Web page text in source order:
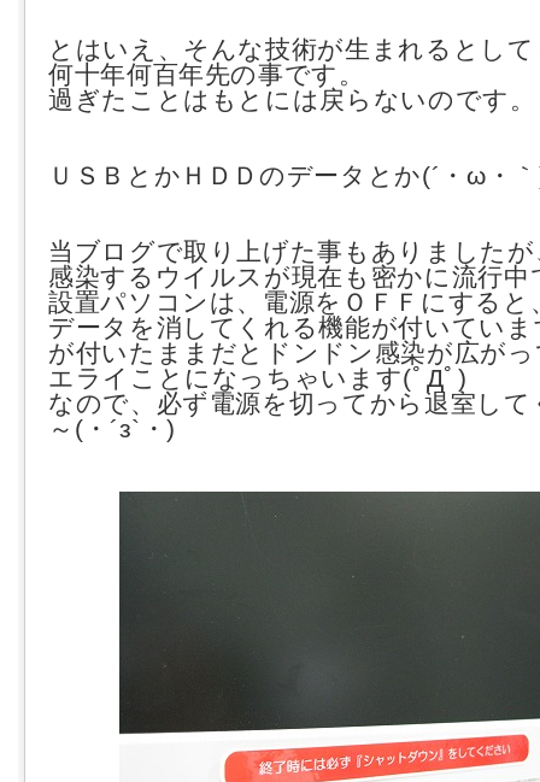
とはいえ、そんな技術が生まれるとし
何十年何百年先の事です。
過ぎたことはもとには戻らないのです。
ＵＳＢとかＨＤＤのデータとか(´・ω・
当ブログで取り上げた事もありました
感染するウイルスが現在も密かに流行中
設置パソコンは、電源をＯＦＦにすると
データを消してくれる機能が付いていま
が付いたままだとドンドン感染が広が
エライことになっちゃいます(ﾟДﾟ)
なので、必ず電源を切ってから退室し
～(・´з`・)